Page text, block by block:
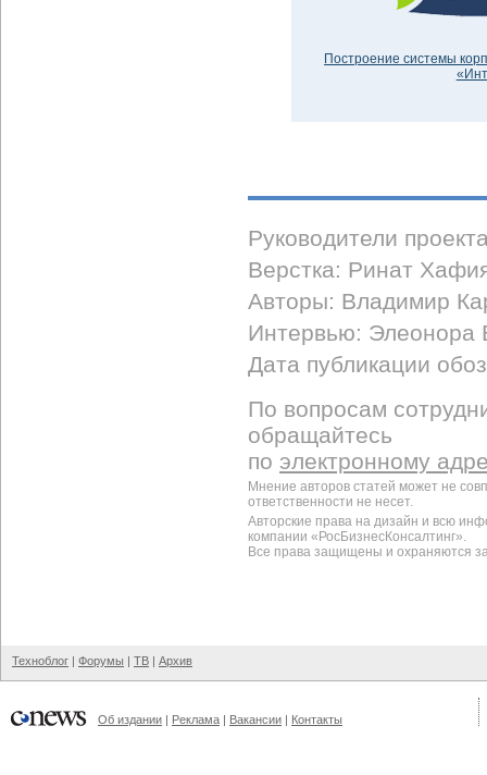
Построение системы
Руководители
Верстка: Ринат
Авторы: Владимир
Интервью: Элеонора
Дата публикации
По вопросам
обращайтесь
по электронному
Мнение авторов статей может не
ответственности не несет.
Авторские права на дизайн и всю
компании «РосБизнесКонсалтинг».
Все права защищены и охраняются
Техноблог | Форумы | ТВ | Архив
Об издании | Реклама | Вакансии | Контакты